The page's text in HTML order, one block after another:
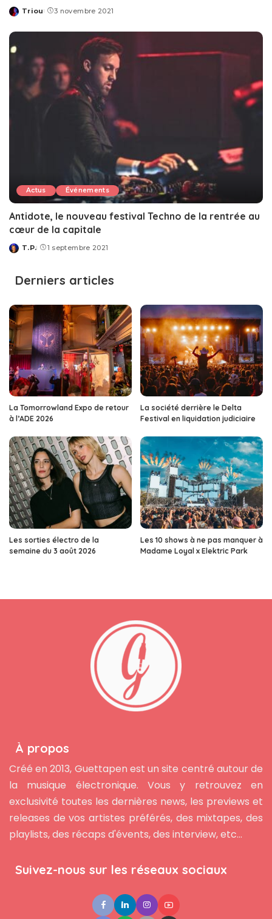
Posted
Triou 3 novembre 2021
Actus Événements
Antidote, le nouveau festival Techno de la rentrée au
cœur de la capitale
Posted
T.P. 1 septembre 2021
Derniers articles
La Tomorrowland Expo de retour
à l’ADE 2026
La société derrière le Delta
Festival en liquidation judiciaire
Les sorties électro de la
semaine du 3 août 2026
Les 10 shows à ne pas manquer à
Madame Loyal x Elektric Park
À propos
Créé en 2013, Guettapen est un site centré autour de
la musique électronique. Vous y retrouvez en
exclusivité toutes les dernières news, les previews et
releases de vos artistes préférés, des mixtapes, des
playlists, des récaps d'évents, des interview, etc...
Suivez-nous sur les réseaux sociaux